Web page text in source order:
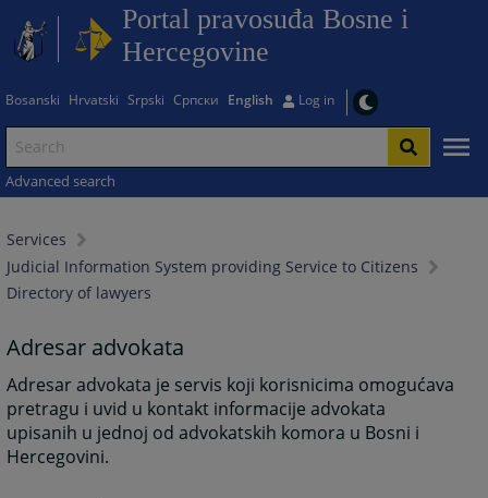
Portal pravosuđa Bosne i
Hercegovine
Bosanski Hrvatski Srpski Српски English Log in
Advanced search
Services
Judicial Information System providing Service to Citizens
Directory of lawyers
Adresar advokata
Adresar advokata je servis koji korisnicima omogućava
pretragu i uvid u kontakt informacije advokata
upisanih u jednoj od advokatskih komora u Bosni i
Hercegovini.